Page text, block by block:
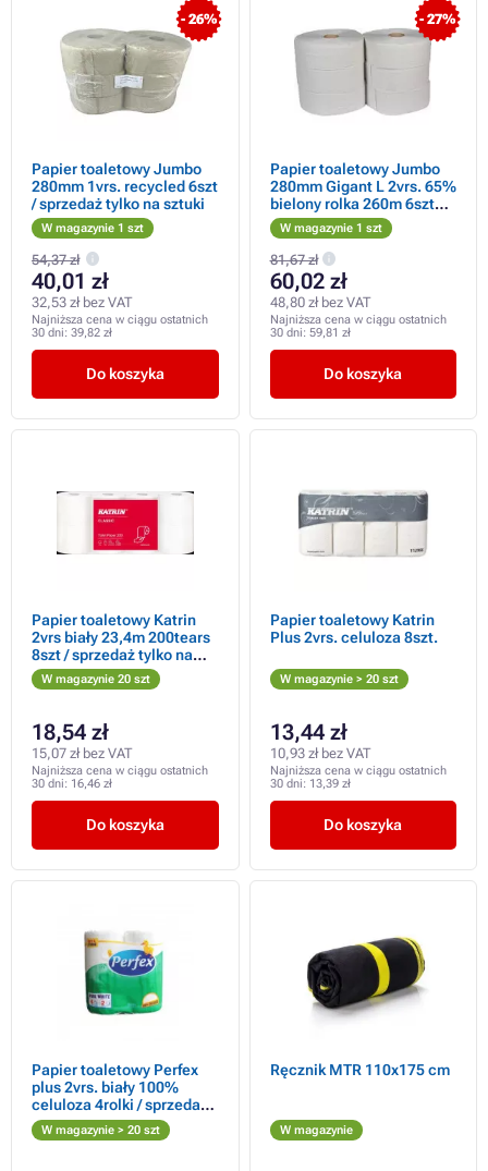
- 26%
Papier toaletowy Jumbo
280mm 1vrs. recycled 6szt
/ sprzedaż tylko na sztuki
W magazynie 1 szt
54,37 zł
40,01 zł
32,53 zł bez VAT
Najniższa cena w ciągu ostatnich
30 dni: 39,82 zł
Do koszyka
- 27%
Papier toaletowy Jumbo
280mm Gigant L 2vrs. 65%
bielony rolka 260m 6szt
/sprzedaż po opakowaniu
W magazynie 1 szt
81,67 zł
60,02 zł
48,80 zł bez VAT
Najniższa cena w ciągu ostatnich
30 dni: 59,81 zł
Do koszyka
Papier toaletowy Katrin
2vrs biały 23,4m 200tears
8szt / sprzedaż tylko na
sztuki
W magazynie 20 szt
18,54 zł
15,07 zł bez VAT
Najniższa cena w ciągu ostatnich
30 dni: 16,46 zł
Do koszyka
Papier toaletowy Katrin
Plus 2vrs. celuloza 8szt.
W magazynie > 20 szt
13,44 zł
10,93 zł bez VAT
Najniższa cena w ciągu ostatnich
30 dni: 13,39 zł
Do koszyka
Papier toaletowy Perfex
plus 2vrs. biały 100%
celuloza 4rolki / sprzedaż
tylko po opakowaniu
W magazynie > 20 szt
Ręcznik MTR 110x175 cm
W magazynie